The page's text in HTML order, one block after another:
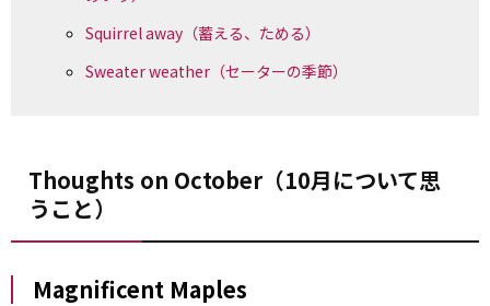
Squirrel away（蓄える、ためる）
Sweater weather（セーターの季節）
Thoughts on October（10月について思
うこと）
Magnificent Maples